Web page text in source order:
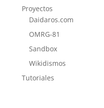
Proyectos
Daidaros.com
OMRG-81
Sandbox
Wikidismos
Tutoriales